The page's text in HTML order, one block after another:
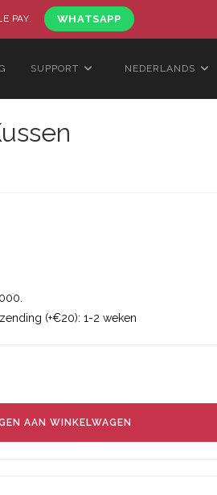
PAY. WHATSAPP
SUPPORT NEDERLANDS
(+€20): 1-2 weken
AAN WINKELWAGEN